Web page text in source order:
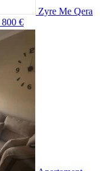
Zyre Me Qera
800 €